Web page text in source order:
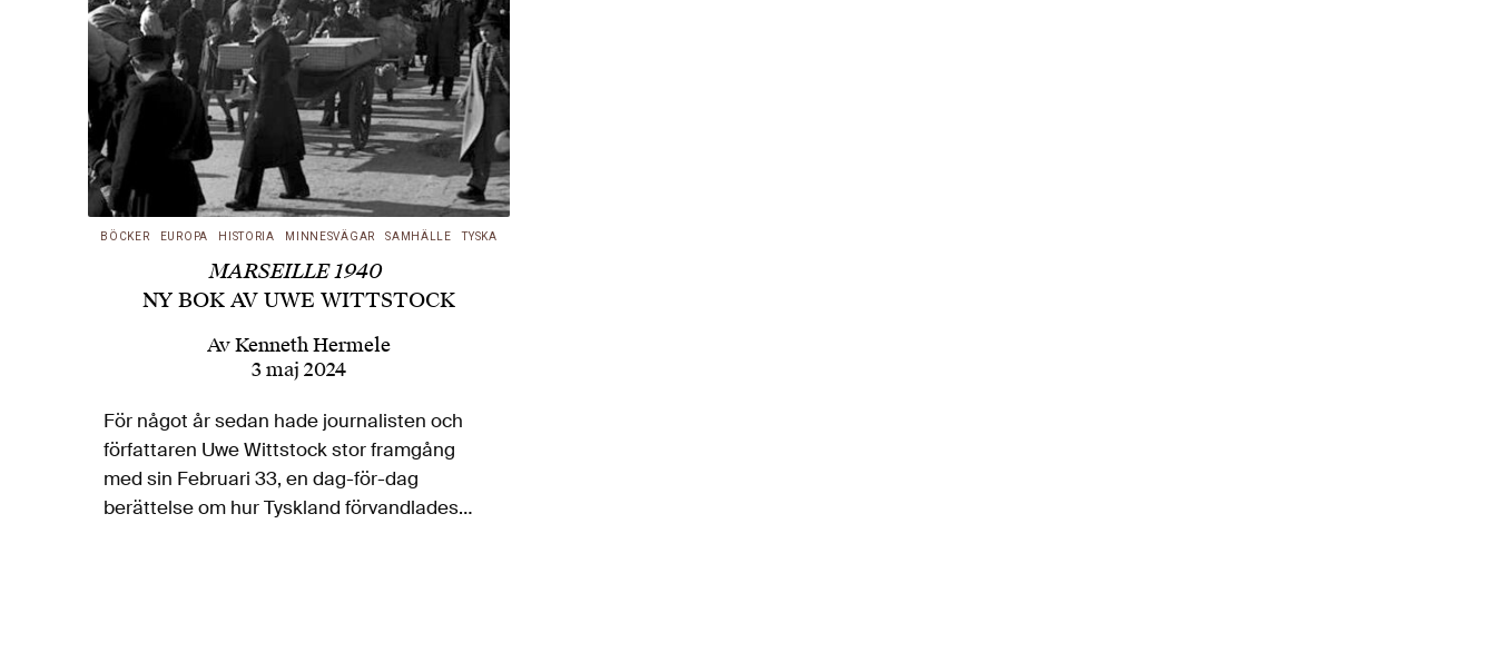
BÖCKER EUROPA HISTORIA MINNESVÄGAR SAMHÄLLE TYSKA
MARSEILLE 1940
NY BOK AV UWE WITTSTOCK
AvKenneth Hermele
3 maj 2024
För något år sedan hade journalisten och
författaren Uwe Wittstock stor framgång
med sin Februari 33, en dag-för-dag
berättelse om hur Tyskland förvandlades